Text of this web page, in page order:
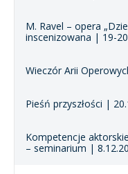
M. Ravel – opera
inscenizowana | 19-
Wieczór Arii
Pieśń przyszłości |
Kompetencje
– seminarium |